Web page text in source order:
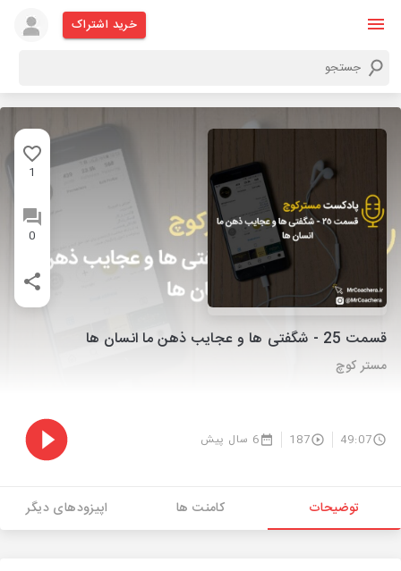
خرید اشتراک
1
0
قسمت 25 - شگفتی ها و عجایب ذهن ما انسان ها
مستر کوچ
49:07
187 6 سال پیش
توضیحات کامنت ها اپیزودهای دیگر